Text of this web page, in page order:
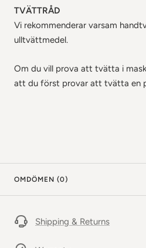
TVÄTTRÅD
Vi rekommenderar varsam
ulltvättmedel.
Om du vill prova att tvätta i
att du först provar att tvätta en
OMDÖMEN (0)
Shipping & Returns